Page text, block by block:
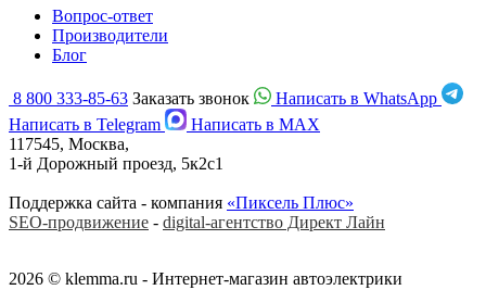
Вопрос-ответ
Производители
Блог
8 800 333-85-63 Заказать звонок
Написать в WhatsApp
Написать в Telegram
Написать в MAX
117545, Москва,
1-й Дорожный проезд, 5к2с1
Поддержка сайта - компания «Пиксель Плюс»
SEO-продвижение - digital-агентство Директ Лайн
2026 © klemma.ru - Интернет-магазин автоэлектрики